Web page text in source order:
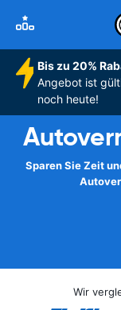
Bis zu 20%
Angebot ist
noch heute!
Sparen Sie Zeit
Wir